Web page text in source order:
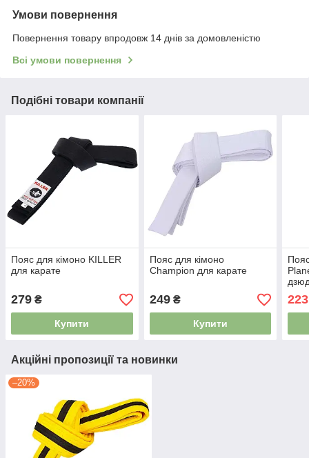
Умови повернення
Повернення товару впродовж 14 днів за домовленістю
Всі умови повернення
Подібні товари компанії
Пояс для кімоно KILLER
для карате
279 ₴
Купити
Пояс для кімоно
Champion для карате
249₴
Купити
Акційні пропозиції та новинки
–20%